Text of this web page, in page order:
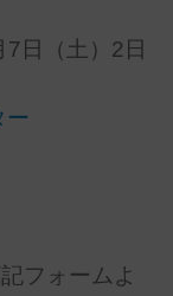
日（土）2日
ー
フォームよ